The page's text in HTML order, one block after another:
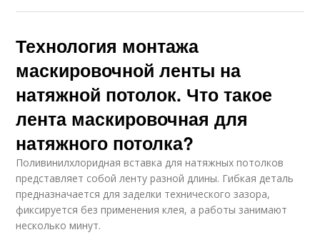
Технология монтажа
маскировочной ленты на
натяжной потолок. Что такое
лента маскировочная для
натяжного потолка?
Поливинилхлоридная вставка для натяжных потолков
представляет собой ленту разной длины. Гибкая деталь
предназначается для заделки технического зазора,
фиксируется без применения клея, а работы занимают
несколько минут.